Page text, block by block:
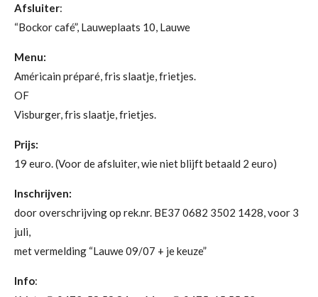
Afsluiter:
“Bockor café”, Lauweplaats 10, Lauwe
Menu:
Américain préparé, fris slaatje, frietjes.
OF
Visburger, fris slaatje, frietjes.
Prijs:
19 euro. (Voor de afsluiter, wie niet blijft betaald 2 euro)
Inschrijven:
door overschrijving op rek.nr. BE37 0682 3502 1428, voor 3
juli,
met vermelding “Lauwe 09/07 + je keuze”
Info: